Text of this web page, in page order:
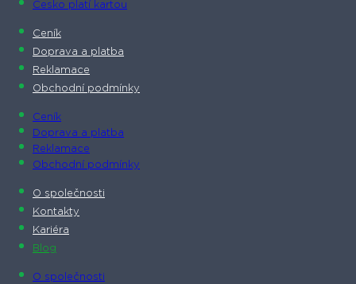
Česko platí kartou
Ceník
Doprava a platba
Reklamace
Obchodní podmínky
Ceník
Doprava a platba
Reklamace
Obchodní podmínky
O společnosti​
Kontakty
Kariéra
Blog
O společnosti​